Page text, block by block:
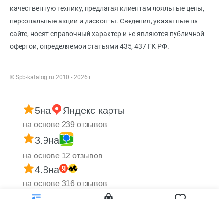
качественную технику, предлагая клиентам лояльные цены,
персональные акции и дисконты. Сведения, указанные на
сайте, носят справочный характер и не являются публичной
офертой, определяемой статьями 435, 437 ГК РФ.
© Spb-katalog.ru 2010 - 2026 г.
5на Яндекс карты
на основе 239 отзывов
3.9на
на основе 12 отзывов
4.8на
на основе 316 отзывов